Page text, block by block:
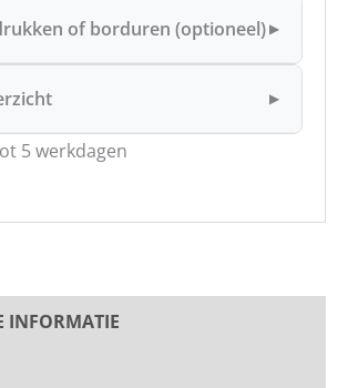
of borduren (optioneel)▶
▶
5 werkdagen
INFORMATIE